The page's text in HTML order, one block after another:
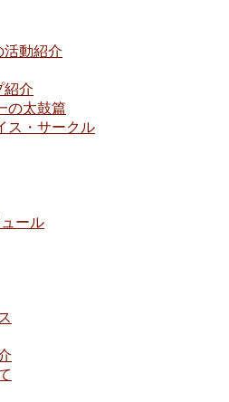
活動紹介
紹介
の太鼓篇
ス・サークル
ール